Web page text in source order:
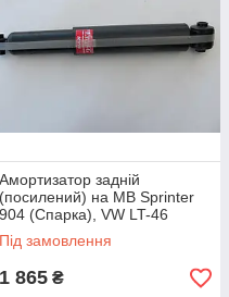
Амортизатор задній
(посилений) на MB Sprinter
904 (Спарка), VW LT-46
1996-2006 — Kayaba —
344409
Під замовлення
1 865 ₴